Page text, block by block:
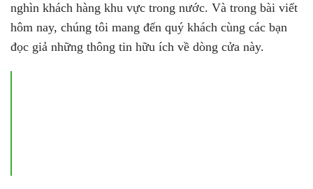
nghìn khách hàng khu vực trong nước. Và trong bài viết
hôm nay, chúng tôi mang đến quý khách cùng các bạn
đọc giả những thông tin hữu ích về dòng cửa này.